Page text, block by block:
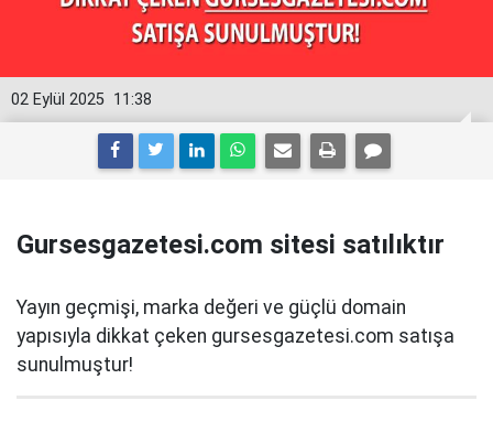
11:38
02 Eylül 2025
Gursesgazetesi.com sitesi satılıktır
Yayın geçmişi, marka değeri ve güçlü domain
yapısıyla dikkat çeken gursesgazetesi.com satışa
sunulmuştur!